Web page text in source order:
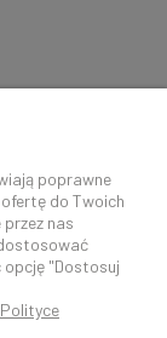
o c o s h k i . p l
poprawne
do Twoich
nas
opcję "Dostosuj